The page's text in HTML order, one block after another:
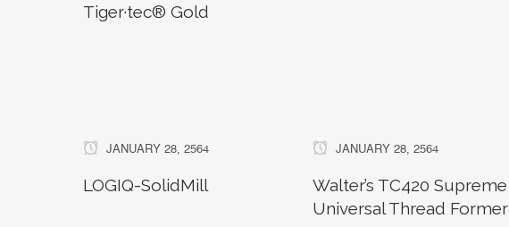
Tiger·tec® Gold
JANUARY 28, 2564
LOGIQ-SolidMill
JANUARY 28, 2564
Walter’s TC420 Supreme
Universal Thread Former